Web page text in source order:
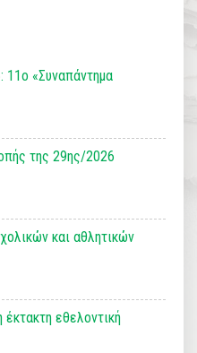
11ο «Συναπάντημα
της 29ης/2026
και αθλητικών
εθελοντική